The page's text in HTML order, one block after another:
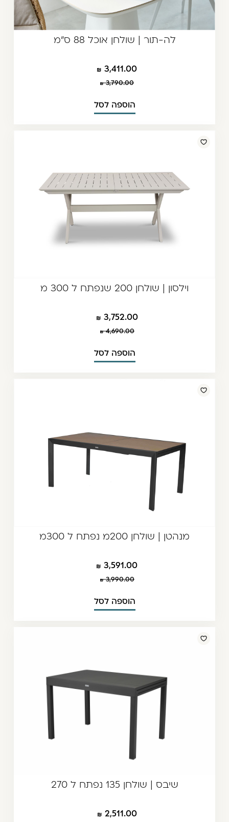
לה-תור | שולחן אוכל 88 ס"מ
3,411.00
3,790.00
הוספה לסל
וילסון | שולחן 200 שנפתח ל 300 מ
3,752.00
4,690.00
הוספה לסל
מנהטן | שולחן 200מ נפתח ל 300מ
3,591.00
3,990.00
הוספה לסל
שיבס | שולחן 135 נפתח ל 270
2,511.00